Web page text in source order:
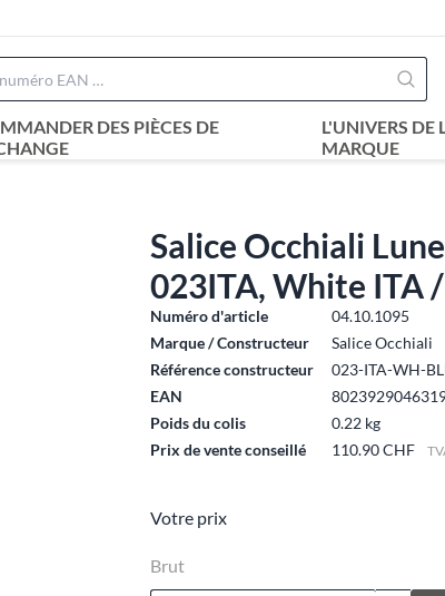
DES PIÈCES DE
L'UNIVERS DE
MARQUE
Salice Occhiali
023ITA, White ITA
Numéro d'article
04.10.1095
Marque / Constructeur
Salice Occhiali
Référence constructeur
023-ITA-WH-
EAN
Poids du colis
0.22 kg
Prix de vente conseillé
110.90 CHF
Votre prix
Brut